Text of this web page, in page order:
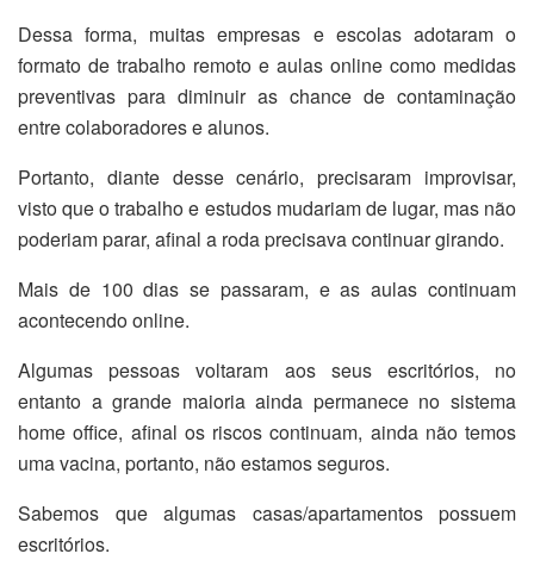
Dessa forma, muitas empresas e escolas adotaram o
formato de trabalho remoto e aulas online como medidas
preventivas para diminuir as chance de contaminação
entre colaboradores e alunos.
Portanto, diante desse cenário, precisaram improvisar,
visto que o trabalho e estudos mudariam de lugar, mas não
poderiam parar, afinal a roda precisava continuar girando.
Mais de 100 dias se passaram, e as aulas continuam
acontecendo online.
Algumas pessoas voltaram aos seus escritórios, no
entanto a grande maioria ainda permanece no sistema
home office, afinal os riscos continuam, ainda não temos
uma vacina, portanto, não estamos seguros.
Sabemos que algumas casas/apartamentos possuem
escritórios.